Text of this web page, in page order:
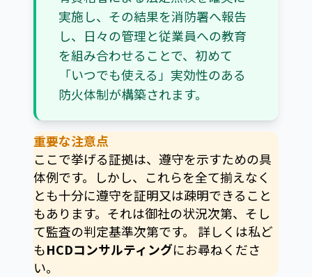
実施し、その結果を消防署へ報告
し、日々の管理と従業員への教育
を組み合わせることで、初めて
「いつでも使える」実効性のある
防火体制が構築されます。
重要な注意点
ここで挙げる証拠は、遵守を示すための具
体例です。しかし、これらを全て揃えなく
とも十分に遵守を証明又は疎明できること
もあります。それは御社の状況次第、そし
て監査の判定基準次第です。 詳しくは私ど
もHCDコンサルティングにお尋ねくださ
い。